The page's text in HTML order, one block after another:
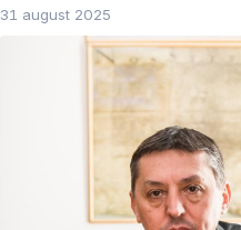
31 august 2025